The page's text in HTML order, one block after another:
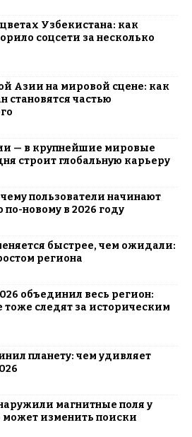
Узбекистана: как
соцсети за несколько
Азии на мировой сцене: как
становятся частью
— в крупнейшие мировые
строит глобальную карьеру
пользователи начинают
новому в 2026 году
быстрее, чем ожидали:
региона
объединил весь регион:
тоже следят за историческим
планету: чем удивляет
магнитные поля у
может изменить поиски